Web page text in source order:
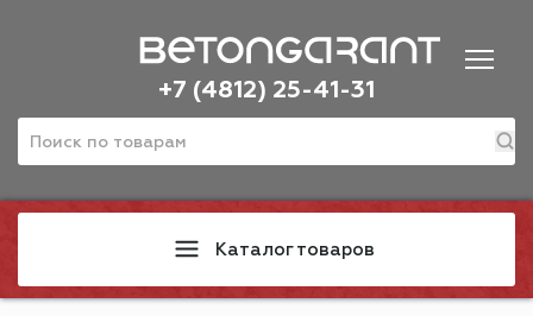
+7 (4812) 25-41-31
Каталог товаров